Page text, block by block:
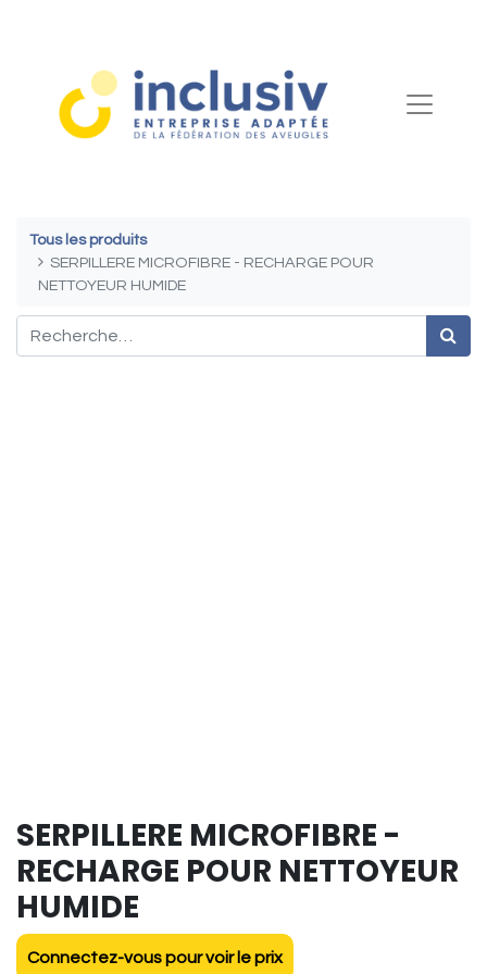
Tous les produits
SERPILLERE MICROFIBRE - RECHARGE POUR
NETTOYEUR HUMIDE
SERPILLERE MICROFIBRE -
RECHARGE POUR NETTOYEUR
HUMIDE
Connectez-vous pour voir le prix